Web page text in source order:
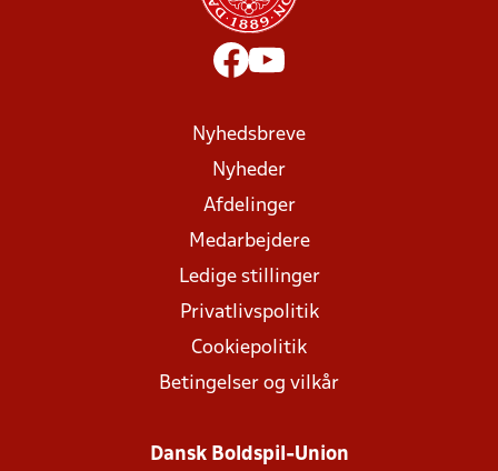
Nyhedsbreve
Nyheder
Afdelinger
Medarbejdere
Ledige stillinger
Privatlivspolitik
Cookiepolitik
Betingelser og vilkår
Dansk Boldspil-Union